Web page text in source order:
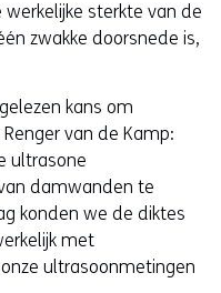
sterkte van de
zwakke doorsnede is,
kans om
van de Kamp:
ultrasone
damwanden te
konden we de diktes
met
ultrasoonmetingen